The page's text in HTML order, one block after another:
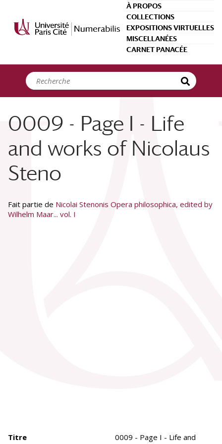
À PROPOS
COLLECTIONS
EXPOSITIONS VIRTUELLES
MISCELLANÉES
CARNET PANACÉE
0009 - Page I - Life
and works of Nicolaus
Steno
Fait partie de Nicolai Stenonis Opera philosophica, edited by
Wilhelm Maar... vol. I
Titre
0009 - Page I - Life and